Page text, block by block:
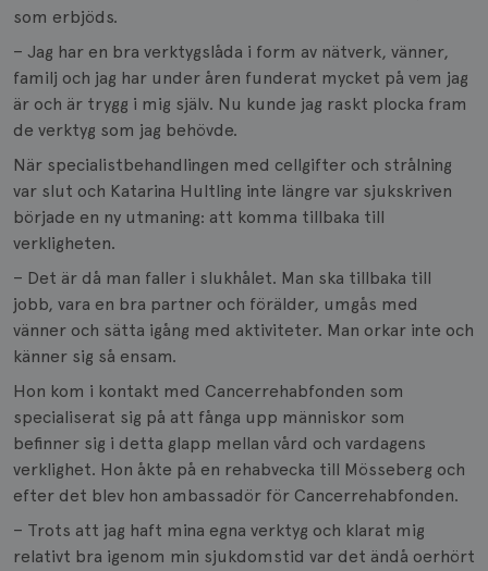
som erbjöds.
– Jag har en bra verktygslåda i form av nätverk, vänner,
familj och jag har under åren funderat mycket på vem jag
är och är trygg i mig själv. Nu kunde jag raskt plocka fram
de verktyg som jag behövde.
När specialistbehandlingen med cellgifter och strålning
var slut och Katarina Hultling inte längre var sjukskriven
började en ny utmaning: att komma tillbaka till
verkligheten.
– Det är då man faller i slukhålet. Man ska tillbaka till
jobb, vara en bra partner och förälder, umgås med
vänner och sätta igång med aktiviteter. Man orkar inte och
känner sig så ensam.
Hon kom i kontakt med Cancerrehabfonden som
specialiserat sig på att fånga upp människor som
befinner sig i detta glapp mellan vård och vardagens
verklighet. Hon åkte på en rehabvecka till Mösseberg och
efter det blev hon ambassadör för Cancerrehabfonden.
– Trots att jag haft mina egna verktyg och klarat mig
relativt bra igenom min sjukdomstid var det ändå oerhört